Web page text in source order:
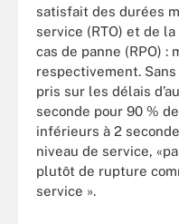
satisfait des durées
service (RTO) et de
cas de panne (RPO) :
respectivement.
pris sur les délais
seconde pour 90 %
inférieurs à 2
niveau de service,
plutôt de rupture
service ».